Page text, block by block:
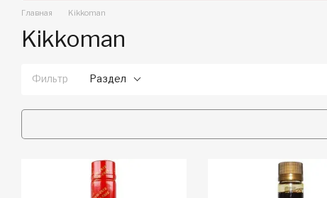
Главная Kikkoman
Kikkoman
Фильтр Раздел